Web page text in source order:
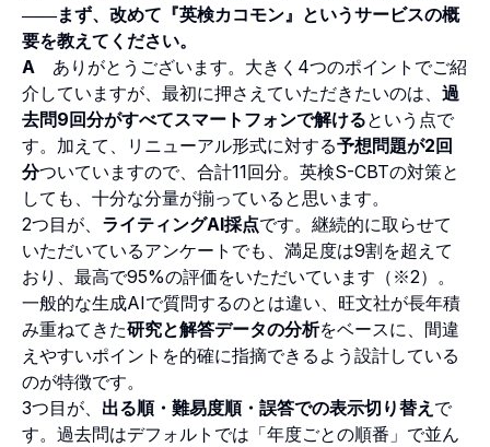
――まず、改めて『英検カコモン』というサービスの概
要を教えてください。
A ありがとうございます。大きく4つのポイントでご紹
介していますが、最初に押さえていただきたいのは、 過
去問9回分がすべてスマートフォンで解けるという点で
す。加えて、リニューアル形式に対する予想問題が2回
分ついていますので、合計11回分。英検S-CBTの対策と
しても、十分な分量が揃っていると思います。
2つ目が、 ライティングAI採点です。継続的に取らせて
いただいているアンケートでも、満足度は9割を超えて
おり、最高で95%の評価をいただいています（※2）。
一般的な生成AIで質問するのとは違い、旺文社が長年積
み重ねてきた研究と解答データの分析をベースに、間違
えやすいポイントを的確に指摘できるよう設計している
のが特徴です。
3つ目が、 出る順・難易度順・誤答での表示切り替え で
す。過去問はデフォルトでは「年度ごとの順番」で並ん